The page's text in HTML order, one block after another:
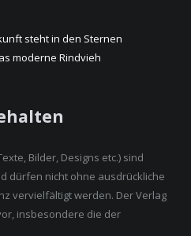
steht in den Sternen
moderne Rindvieh
Bilder, Designs etc.) sind
dürfen nicht ohne ausdrückliche
vervielfältigt werden. Der Verlag
insbesondere die der